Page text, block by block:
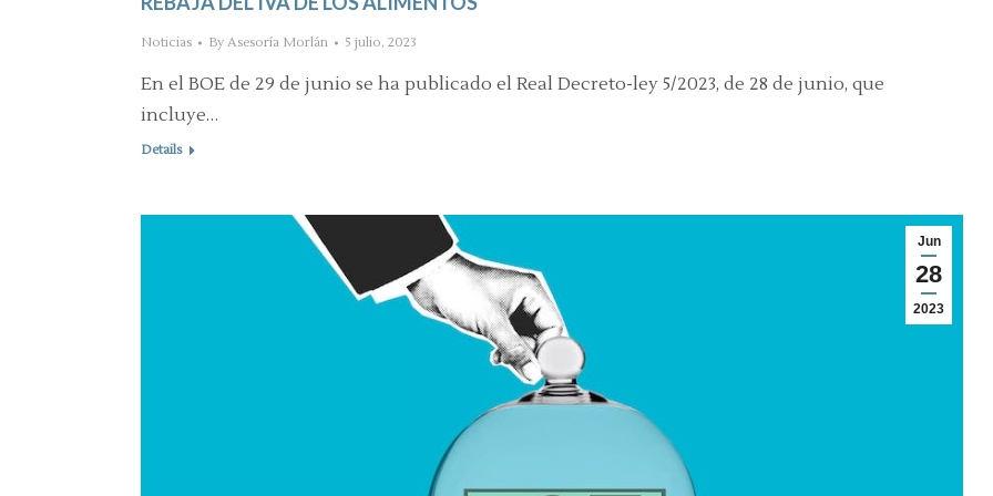
Noticias By Asesoría Morlán 5 julio, 2023
En el BOE de 29 de junio se ha publicado el Real Decreto-ley 5/2023, de 28 de junio, que
incluye…
Details
Jun
28
2023